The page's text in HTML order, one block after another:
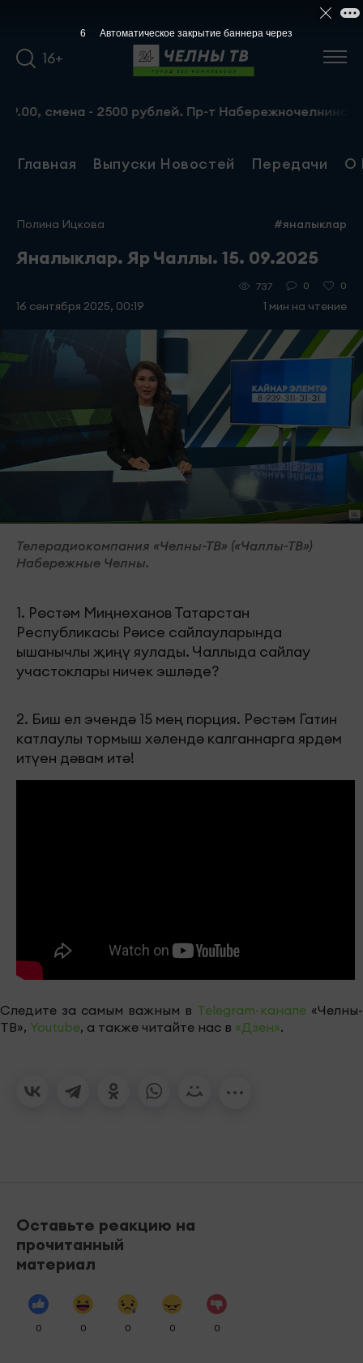
16+
- 2500 рублей. Пр-т Набережночелнинский, 13а.
Главная Выпуски Новостей Передачи О
Полина Ицкова #яналыклар
Яналыклар. Яр Чаллы. 15. 09.2025
16 сентября 2025, 00:19
737 0 0
1 мин на чтение
Телерадиокомпания «Челны-ТВ» («Чаллы-ТВ»)
Набережные Челны.
1. Рөстәм Миңнеханов Татарстан
Республикасы Рәисе сайлауларында
ышанычлы җиңү яулады. Чаллыда сайлау
участоклары ничек эшләде?
2. Биш ел эчендә 15 мең порция. Рөстәм Гатин
катлаулы тормыш хәлендә калганнарга ярдәм
итүен дәвам итә!
Следите за самым важным в Telegram-канале «Челны-
ТВ», Youtube, а также читайте нас в «Дзен».
Оставьте реакцию на
прочитанный
материал
0 0 0 0 0
5 Автоматическое закрытие баннера через